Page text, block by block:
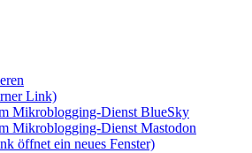
Link)
Mikroblogging-Dienst BlueSky
Mikroblogging-Dienst Mastodon
öffnet ein neues Fenster)